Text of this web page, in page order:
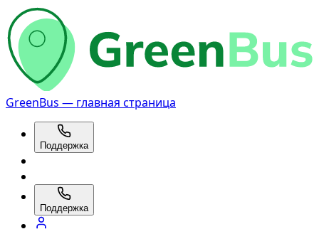
GreenBus — главная страница
Поддержка
Поддержка